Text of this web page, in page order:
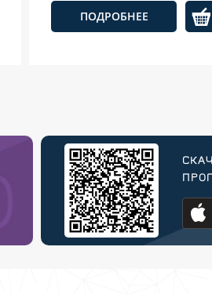
ПОДРОБНЕЕ